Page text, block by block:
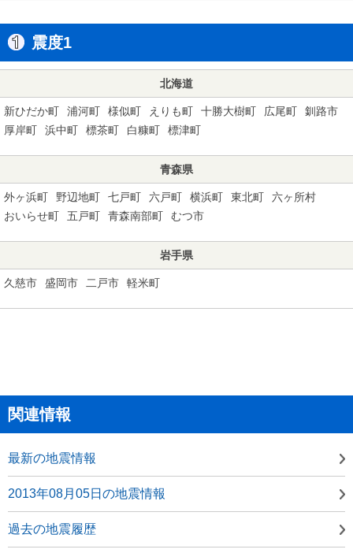
震度1
北海道
新ひだか町 浦河町 様似町 えりも町 十勝大樹町 広尾町
釧路市
厚岸町
浜中町 標茶町 白糠町 標津町
青森県
外ヶ浜町 野辺地町 七戸町 六戸町 横浜町 東北町
六ヶ所村
おいらせ町
五戸町 青森南部町 むつ市
岩手県
久慈市 盛岡市 二戸市 軽米町
関連情報
最新の地震情報
2013年08月05日の地震情報
過去の地震履歴